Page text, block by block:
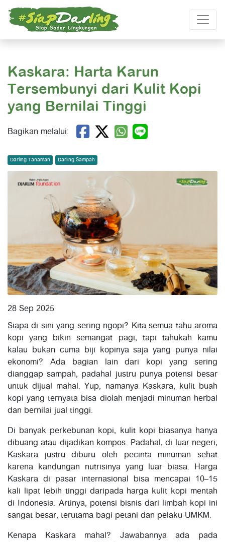
Kaskara: Harta Karun
Tersembunyi dari Kulit Kopi
yang Bernilai Tinggi
Bagikan melalui:
Darling Tanaman Darling Sampah
28 Sep 2025
Siapa di sini yang sering ngopi? Kita semua tahu aroma
kopi yang bikin semangat pagi, tapi tahukah kamu
kalau bukan cuma biji kopinya saja yang punya nilai
ekonomi? Ada bagian lain dari kopi yang sering
dianggap sampah, padahal justru punya potensi besar
untuk dijual mahal. Yup, namanya Kaskara, kulit buah
kopi yang ternyata bisa diolah menjadi minuman herbal
dan bernilai jual tinggi.
Di banyak perkebunan kopi, kulit kopi biasanya hanya
dibuang atau dijadikan kompos. Padahal, di luar negeri,
Kaskara justru diburu oleh pecinta minuman sehat
karena kandungan nutrisinya yang luar biasa. Harga
Kaskara di pasar internasional bisa mencapai 10–15
kali lipat lebih tinggi daripada harga kulit kopi mentah
di Indonesia. Artinya, potensi bisnis dari limbah kopi ini
sangat besar, terutama bagi petani dan pelaku UMKM.
Kenapa Kaskara mahal? Jawabannya ada pada